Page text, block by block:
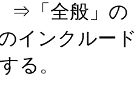
⇒「全般」の
インクルー
る。